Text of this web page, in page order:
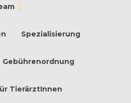
Spezialisierung
Gebührenordnung
TierärztInnen